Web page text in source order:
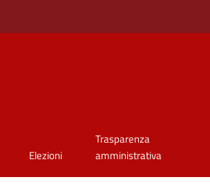
Elezioni
Trasparenza
amministrativa